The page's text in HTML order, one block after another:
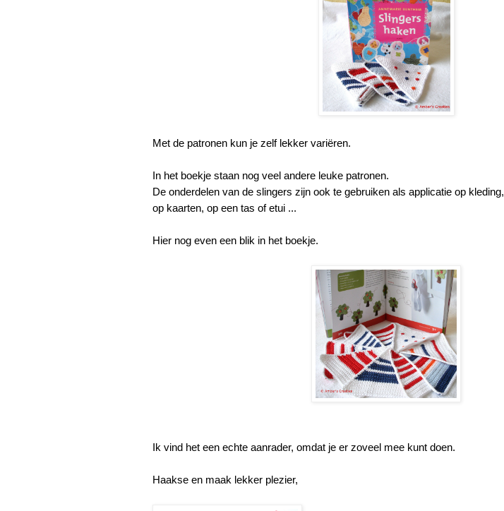
Met de patronen kun je zelf lekker variëren.
In het boekje staan nog veel andere leuke patronen.
De onderdelen van de slingers zijn ook te gebruiken als applicatie op kleding,
op kaarten, op een tas of etui ...
Hier nog even een blik in het boekje.
Ik vind het een echte aanrader, omdat je er zoveel mee kunt doen.
Haakse en maak lekker plezier,